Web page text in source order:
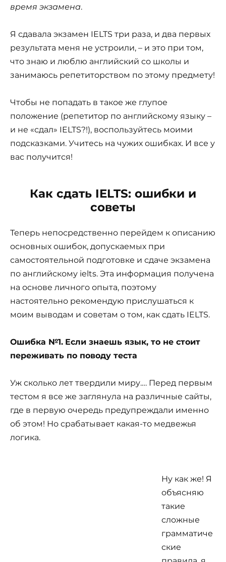
время экзамена.
Я сдавала экзамен IELTS три раза, и два первых
результата меня не устроили, – и это при том,
что знаю и люблю английский со школы и
занимаюсь репетиторством по этому предмету!
Чтобы не попадать в такое же глупое
положение (репетитор по английскому языку –
и не «сдал» IELTS?!), воспользуйтесь моими
подсказками. Учитесь на чужих ошибках. И все у
вас получится!
Как сдать IELTS: ошибки и
советы
Теперь непосредственно перейдем к описанию
основных ошибок, допускаемых при
самостоятельной подготовке и сдаче экзамена
по английскому ielts. Эта информация получена
на основе личного опыта, поэтому
настоятельно рекомендую прислушаться к
моим выводам и советам о том, как сдать IELTS.
Ошибка №1. Если знаешь язык, то не стоит
переживать по поводу теста
Уж сколько лет твердили миру.… Перед первым
тестом я все же заглянула на различные сайты,
где в первую очередь предупреждали именно
об этом! Но срабатывает какая-то медвежья
логика.
Ну как же! Я
объясняю
такие
сложные
грамматиче
ские